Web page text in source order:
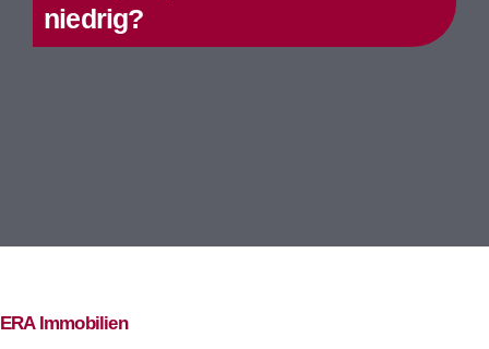
niedrig?
ERA Immobilien